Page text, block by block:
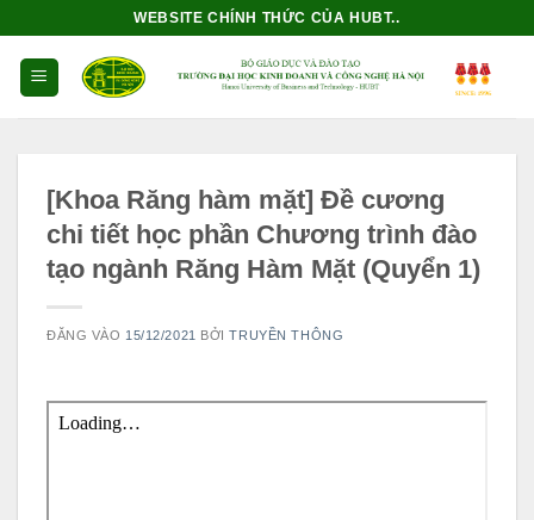
dung
WEBSITE CHÍNH THỨC CỦA HUBT..
[Khoa Răng hàm mặt] Đề cương
chi tiết học phần Chương trình đào
tạo ngành Răng Hàm Mặt (Quyển 1)
ĐĂNG VÀO 15/12/2021 BỞITRUYỀN THÔNG